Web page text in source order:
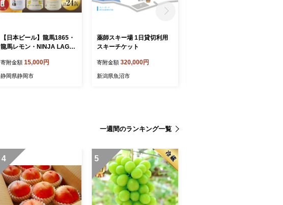
【日本ビール】龍馬1865・
龍馬レモン・NINJA LAGE
ル） 3種類×8缶 合計24缶＋
オリジナル缶クージー
寄附金額 15,000円
静岡県静岡市
薬師スキー場 1日貸切利用
スキーチケット
寄附金額 320,000円
新潟県魚沼市
一週間のランキング一覧
4 5